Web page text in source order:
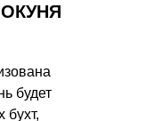
будет
бухт,